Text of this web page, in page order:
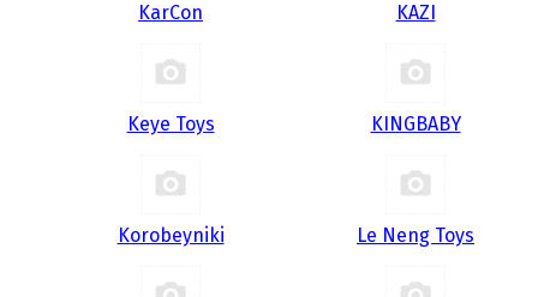
KarCon KAZI
Keye Toys KINGBABY
Korobeyniki Le Neng Toys